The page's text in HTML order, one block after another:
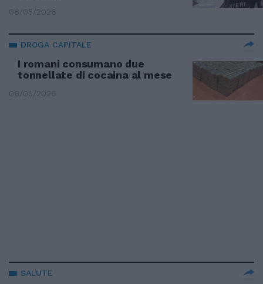
06/05/2026
DROGA CAPITALE
I romani consumano due
tonnellate di cocaina al mese
06/05/2026
SALUTE